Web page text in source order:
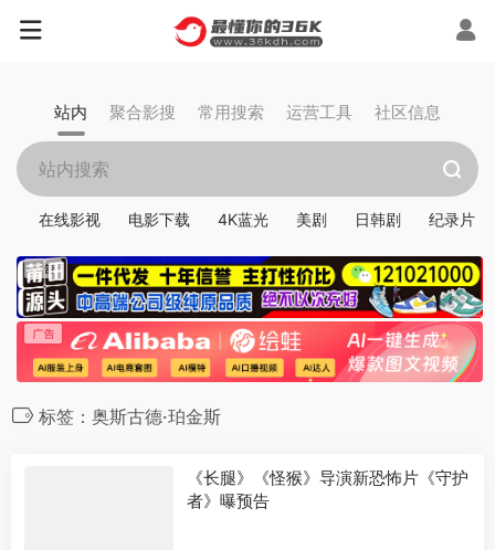
站内 聚合影搜 常用搜索 运营工具 社区信息
在线影视 电影下载 4K蓝光 美剧 日韩剧 纪录片
标签：奥斯古德·珀金斯
《长腿》《怪猴》导演新恐怖片《守护
者》曝预告